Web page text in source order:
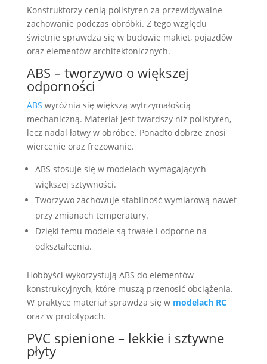
Konstruktorzy cenią polistyren za przewidywalne
zachowanie podczas obróbki. Z tego względu
świetnie sprawdza się w budowie makiet, pojazdów
oraz elementów architektonicznych.
ABS – tworzywo o większej
odporności
ABS wyróżnia się większą wytrzymałością
mechaniczną. Materiał jest twardszy niż polistyren,
lecz nadal łatwy w obróbce. Ponadto dobrze znosi
wiercenie oraz frezowanie.
ABS stosuje się w modelach wymagających
większej sztywności.
Tworzywo zachowuje stabilność wymiarową nawet
przy zmianach temperatury.
Dzięki temu modele są trwałe i odporne na
odkształcenia.
Hobbyści wykorzystują ABS do elementów
konstrukcyjnych, które muszą przenosić obciążenia.
W praktyce materiał sprawdza się w modelach RC
oraz w prototypach.
PVC spienione – lekkie i sztywne
płyty